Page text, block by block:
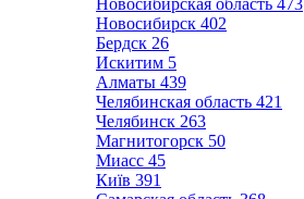
Новосибирская область 473
Новосибирск 402
Бердск 26
Искитим 5
Алматы 439
Челябинская область 421
Челябинск 263
Магнитогорск 50
Миасс 45
Київ 391